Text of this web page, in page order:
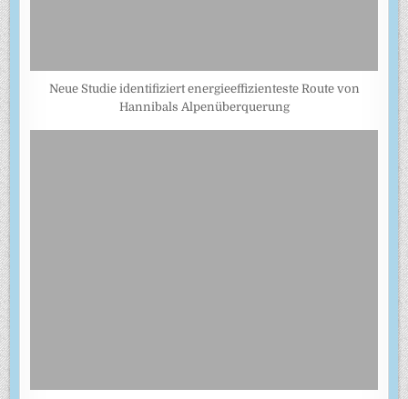
Neue Studie identifiziert energieeffizienteste Route von
Hannibals Alpenüberquerung